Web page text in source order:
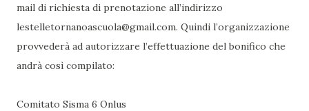
mail di richiesta di prenotazione all’indirizzo
lestelletornanoascuola@gmail.com. Quindi l’organizzazione
provvederà ad autorizzare l’effettuazione del bonifico che
andrà così compilato:
Comitato Sisma 6 Onlus